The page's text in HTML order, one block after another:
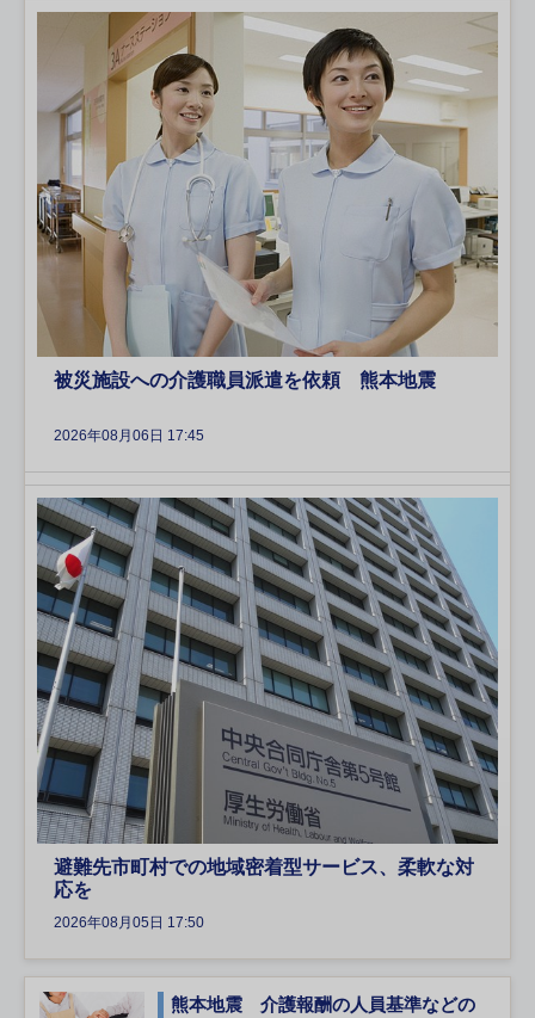
被災施設への介護職員派遣を依頼 熊本地震
2026年08月06日 17:45
避難先市町村での地域密着型サービス、柔軟な対
応を
2026年08月05日 17:50
熊本地震 介護報酬の人員基準などの